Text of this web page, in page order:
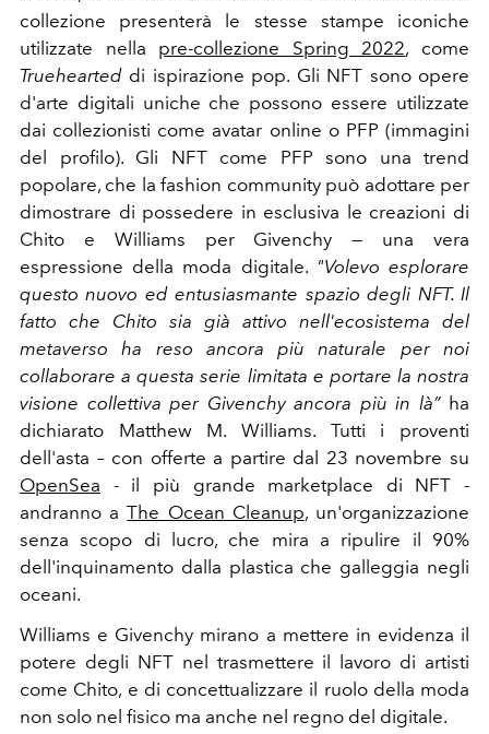
collezione presenterà le stesse stampe iconiche
utilizzate nella pre-collezione Spring 2022, come
Truehearted di ispirazione pop. Gli NFT sono opere
d'arte digitali uniche che possono essere utilizzate
dai collezionisti come avatar online o PFP (immagini
del profilo). Gli NFT come PFP sono una trend
popolare, che la fashion community può adottare per
dimostrare di possedere in esclusiva le creazioni di
Chito e Williams per Givenchy — una vera
espressione della moda digitale. "Volevo esplorare
questo nuovo ed entusiasmante spazio degli NFT. Il
fatto che Chito sia già attivo nell'ecosistema del
metaverso ha reso ancora più naturale per noi
collaborare a questa serie limitata e portare la nostra
visione collettiva per Givenchy ancora più in là” ha
dichiarato Matthew M. Williams. Tutti i proventi
dell'asta – con offerte a partire dal 23 novembre su
OpenSea - il più grande marketplace di NFT -
andranno aThe Ocean Cleanup, un'organizzazione
senza scopo di lucro, che mira a ripulire il 90%
dell'inquinamento dalla plastica che galleggia negli
oceani.
Williams e Givenchy mirano a mettere in evidenza il
potere degli NFT nel trasmettere il lavoro di artisti
come Chito, e di concettualizzare il ruolo della moda
non solo nel fisico ma anche nel regno del digitale.